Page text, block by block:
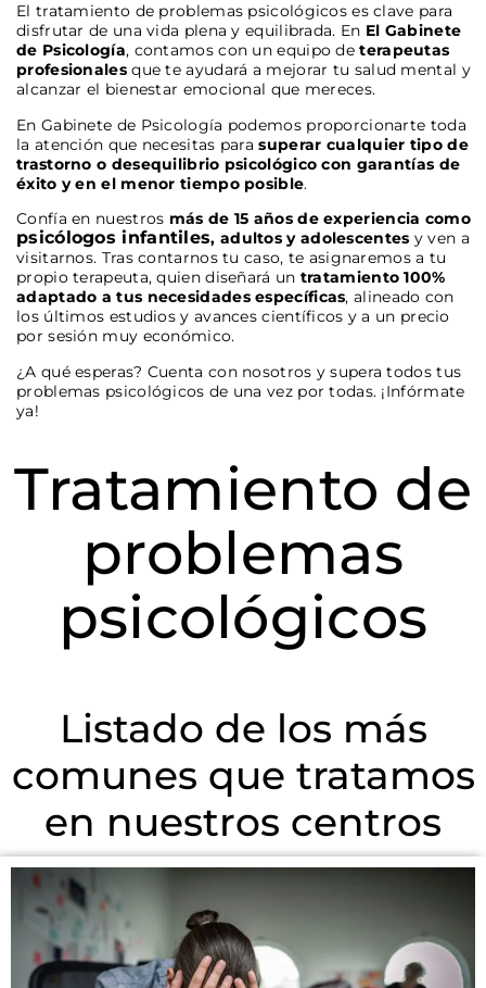
El tratamiento de problemas psicológicos es clave para
disfrutar de una vida plena y equilibrada. En El Gabinete
de Psicología, contamos con un equipo deterapeutas
profesionalesque te ayudará a mejorar tu salud mental y
alcanzar el bienestar emocional que mereces.
En Gabinete de Psicología podemos proporcionarte toda
la atención que necesitas parasuperar cualquier tipo de
trastorno o desequilibrio psicológico con garantías de
éxito y en el menor tiempo posible.
Confía en nuestros más de 15 años de experiencia como
psicólogos infantiles, adultos y adolescentes y ven a
visitarnos. Tras contarnos tu caso, te asignaremos a tu
propio terapeuta, quien diseñará un tratamiento 100%
adaptado a tus necesidades específicas, alineado con
los últimos estudios y avances científicos y a un precio
por sesión muy económico.
¿A qué esperas? Cuenta con nosotros y supera todos tus
problemas psicológicos de una vez por todas. ¡Infórmate
ya!
Tratamiento de
problemas
psicológicos
Listado de los más
comunes que tratamos
en nuestros centros